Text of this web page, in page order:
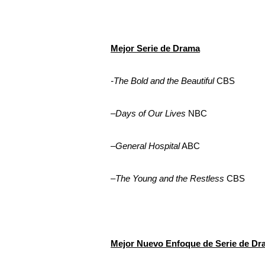
Mejor Serie de Drama
-The Bold and the BeautifulCBS
–Days of Our Lives NBC
–General HospitalABC
–The Young and the Restless CBS
Mejor Nuevo Enfoque de Serie de